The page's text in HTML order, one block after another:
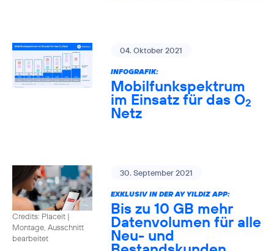
04. Oktober 2021
INFOGRAFIK:
Mobilfunkspektrum
im Einsatz für das O2
Netz
Credits: Placeit |
Montage, Ausschnitt
bearbeitet
30. September 2021
EXKLUSIV IN DER AY YILDIZ APP:
Bis zu 10 GB mehr
Datenvolumen für alle
Neu- und